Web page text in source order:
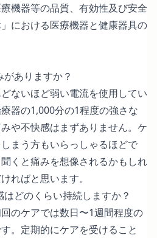
機器等の品質、有効性及び安全
における医療機器と健康器具の
ありますか？
ないほど弱い電流を使用してい
器の1,000分の1程度の強さな
や不快感はまずありません。ケ
まう方もいらっしゃるほどで
くと痛みを想像されるかもしれ
ればと思います。
どのくらい持続しますか？
のケアでは数日〜1週間程度の
。定期的にケアを受けること